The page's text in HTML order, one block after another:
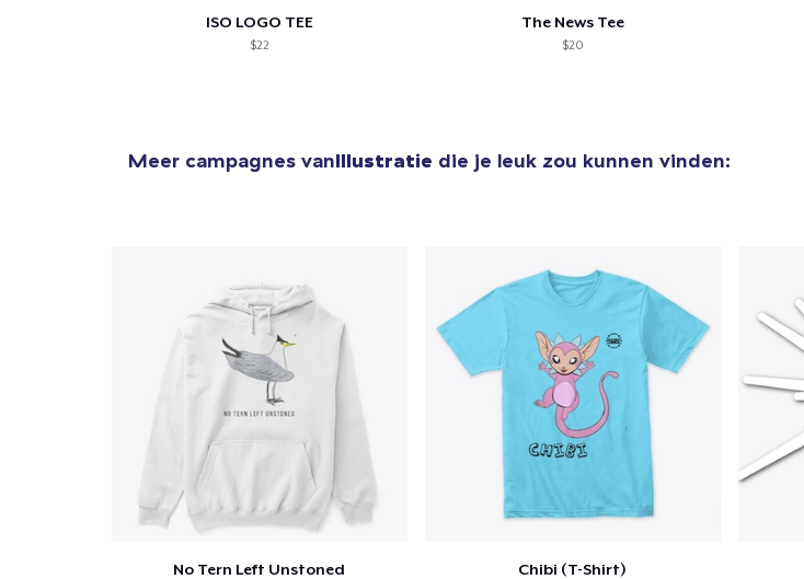
ISO LOGO TEE
$22
The News Tee
$20
Meer campagnes vanIllustratie die je leuk zou kunnen vinden:
No Tern Left Unstoned Chibi (T-Shirt)